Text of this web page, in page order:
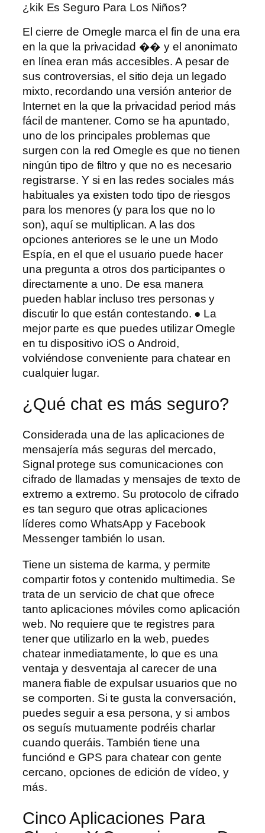
¿kik Es Seguro Para Los Niños?
El cierre de Omegle marca el fin de una era
en la que la privacidad �� y el anonimato
en línea eran más accesibles. A pesar de
sus controversias, el sitio deja un legado
mixto, recordando una versión anterior de
Internet en la que la privacidad period más
fácil de mantener. Como se ha apuntado,
uno de los principales problemas que
surgen con la red Omegle es que no tienen
ningún tipo de filtro y que no es necesario
registrarse. Y si en las redes sociales más
habituales ya existen todo tipo de riesgos
para los menores (y para los que no lo
son), aquí se multiplican. A las dos
opciones anteriores se le une un Modo
Espía, en el que el usuario puede hacer
una pregunta a otros dos participantes o
directamente a uno. De esa manera
pueden hablar incluso tres personas y
discutir lo que están contestando. ● La
mejor parte es que puedes utilizar Omegle
en tu dispositivo iOS o Android,
volviéndose conveniente para chatear en
cualquier lugar.
¿Qué chat es más seguro?
Considerada una de las aplicaciones de
mensajería más seguras del mercado,
Signal protege sus comunicaciones con
cifrado de llamadas y mensajes de texto de
extremo a extremo. Su protocolo de cifrado
es tan seguro que otras aplicaciones
líderes como WhatsApp y Facebook
Messenger también lo usan.
Tiene un sistema de karma, y permite
compartir fotos y contenido multimedia. Se
trata de un servicio de chat que ofrece
tanto aplicaciones móviles como aplicación
web. No requiere que te registres para
tener que utilizarlo en la web, puedes
chatear inmediatamente, lo que es una
ventaja y desventaja al carecer de una
manera fiable de expulsar usuarios que no
se comporten. Si te gusta la conversación,
puedes seguir a esa persona, y si ambos
os seguís mutuamente podréis charlar
cuando queráis. También tiene una
funciónd e GPS para chatear con gente
cercano, opciones de edición de vídeo, y
más.
Cinco Aplicaciones Para